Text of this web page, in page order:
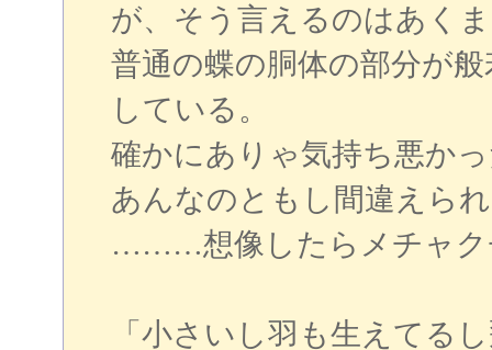
が、そう言えるのはあく
普通の蝶の胴体の部分が
している。
確かにありゃ気持ち悪か
あんなのともし間違えら
………想像したらメチャク
「小さいし羽も生えてる